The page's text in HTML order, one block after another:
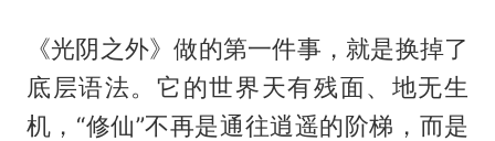
《光阴之外》做的第一件事，就是换掉了
底层语法。它的世界天有残面、地无生
机，“修仙”不再是通往逍遥的阶梯，而是